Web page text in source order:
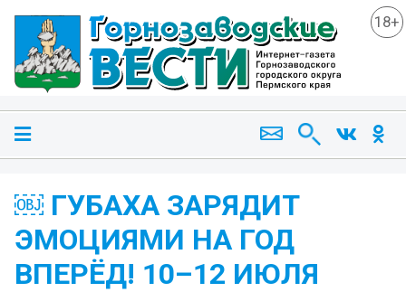
18+
￼ ГУБАХА ЗАРЯДИТ
ЭМОЦИЯМИ НА ГОД
ВПЕРЁД! 10–12 ИЮЛЯ